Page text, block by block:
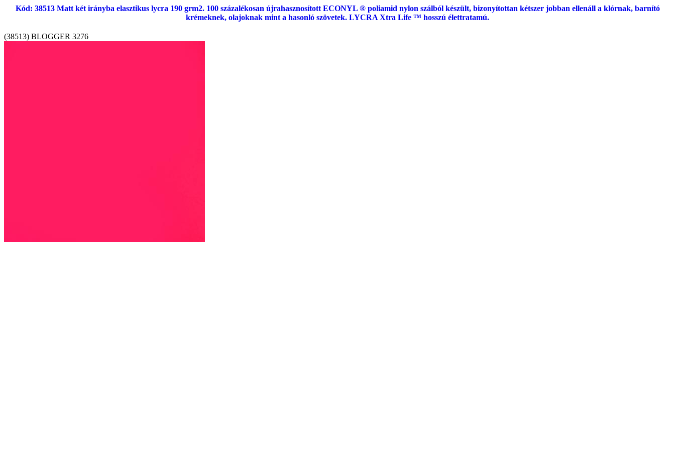
Kód: 38513 Matt két irányba elasztikus lycra 190 grm2. 100 százalékosan újrahasznosított ECONYL ® poliamid nylon szálból készült, bizonyítottan kétszer jobban ellenáll a klórnak, barnító
krémeknek, olajoknak mint a hasonló szövetek. LYCRA Xtra Life ™ hosszú élettratamú.
(38513) BLOGGER 3276